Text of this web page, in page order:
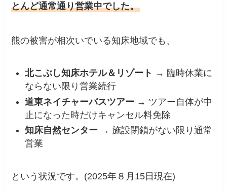
とんど通常通り営業中でした。
熊の被害が相次いでいる知床地域でも、
北こぶし知床ホテル＆リゾート → 臨時休業に
ならない限り営業続行
道東ネイチャーバスツアー → ツアー自体が中
止になった時だけキャンセル料免除
知床自然センター → 施設閉鎖がない限り通常
営業
という状況です。(2025年８月15日現在)